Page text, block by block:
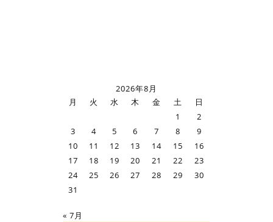
2026年8月
月
火 水 木 金 土
日
1
2
3
4 5 6 7 8
9
10
11 12 13 14 15
16
17
18 19 20 21 22
23
24
25 26 27 28 29
30
31
« 7月